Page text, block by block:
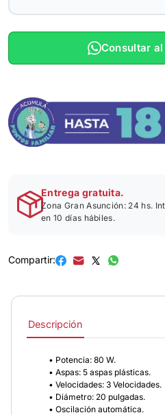
Consultar
Entrega gratuita.
Zona Gran Asunción: 24 hs.
en 10 días hábiles.
Compartir:
Descripción
• Potencia: 80 W.
• Aspas: 5 aspas plásticas.
• Velocidades: 3 Velocidades.
• Diámetro: 20 pulgadas.
• Oscilación automática.